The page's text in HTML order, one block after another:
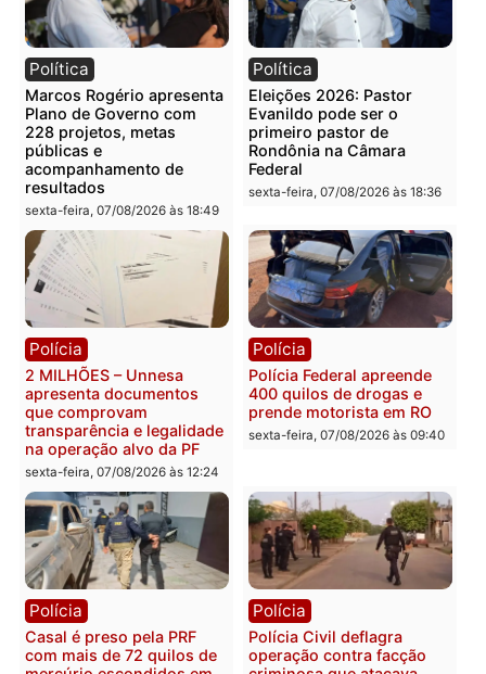
Categorias
Brasil
Você também vai querer ler...
Política
Marcos Rogério apresenta
Plano de Governo com
228 projetos, metas
públicas e
acompanhamento de
resultados
sexta-feira, 07/08/2026 às 18:49
Política
Eleições 2026: Pastor
Evanildo pode ser o
primeiro pastor de
Rondônia na Câmara
Polícia Polícia